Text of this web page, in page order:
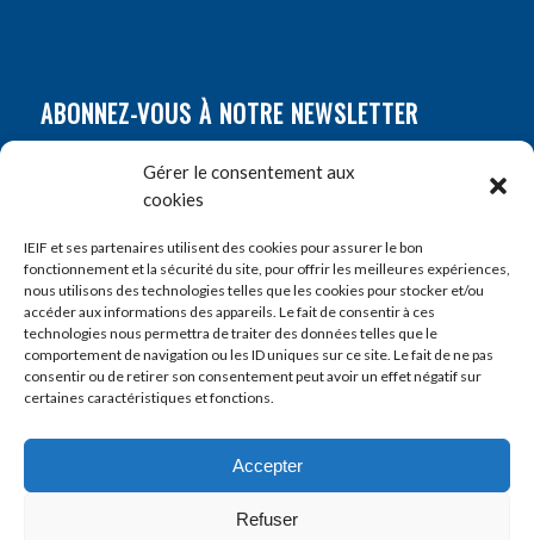
Gérer le consentement aux
cookies
IEIF et ses partenaires utilisent des cookies pour assurer le bon
fonctionnement et la sécurité du site, pour offrir les meilleures expériences,
nous utilisons des technologies telles que les cookies pour stocker et/ou
accéder aux informations des appareils. Le fait de consentir à ces
technologies nous permettra de traiter des données telles que le
comportement de navigation ou les ID uniques sur ce site. Le fait de ne pas
consentir ou de retirer son consentement peut avoir un effet négatif sur
certaines caractéristiques et fonctions.
Accepter
Refuser
ABONNEZ-VOUS À NOTRE NEWSLETTER
Prénom*
E-mail*